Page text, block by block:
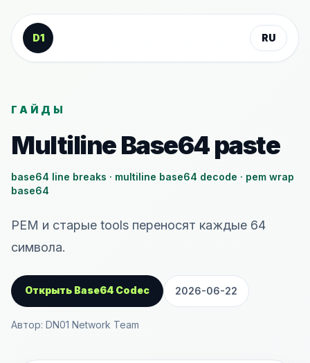
К содержанию
D1
RU
ГАЙДЫ
Multiline Base64 paste
base64 line breaks · multiline base64 decode · pem wrap
base64
PEM и старые tools переносят каждые 64
символа.
Открыть Base64 Codec 2026-06-22
Автор: DN01 Network Team